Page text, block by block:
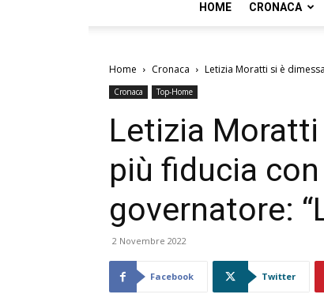
HOME CRONACA
Home Cronaca Letizia Moratti si è
Cronaca Top-Home
Letizia Moratti
più fiducia con
governatore:
2 Novembre 2022
Facebook Twitter